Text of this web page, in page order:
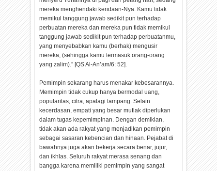
mereka menghendaki keridaan-Nya. Kamu tidak
memikul tanggung jawab sedikit pun terhadap
perbuatan mereka dan mereka pun tidak memikul
tanggung jawab sedikit pun terhadap perbuatanmu,
yang menyebabkan kamu (berhak) mengusir
mereka, (sehingga kamu termasuk orang-orang
yang zalim).” [QS Al-An’am/6: 52].
Pemimpin sekarang harus menakar kebesarannya.
Memimpin tidak cukup hanya bermodal uang,
popularitas, citra, apalagi tampang. Selain
kecerdasan, empati yang besar mutlak diperlukan
dalam tugas kepemimpinan. Dengan demikian,
tidak akan ada rakyat yang menjadikan pemimpin
sebagai sasaran kebencian dan hinaan. Pejabat di
bawahnya juga akan bekerja secara benar, jujur,
dan ikhlas. Seluruh rakyat merasa senang dan
bangga karena memiliki pemimpin yang sangat